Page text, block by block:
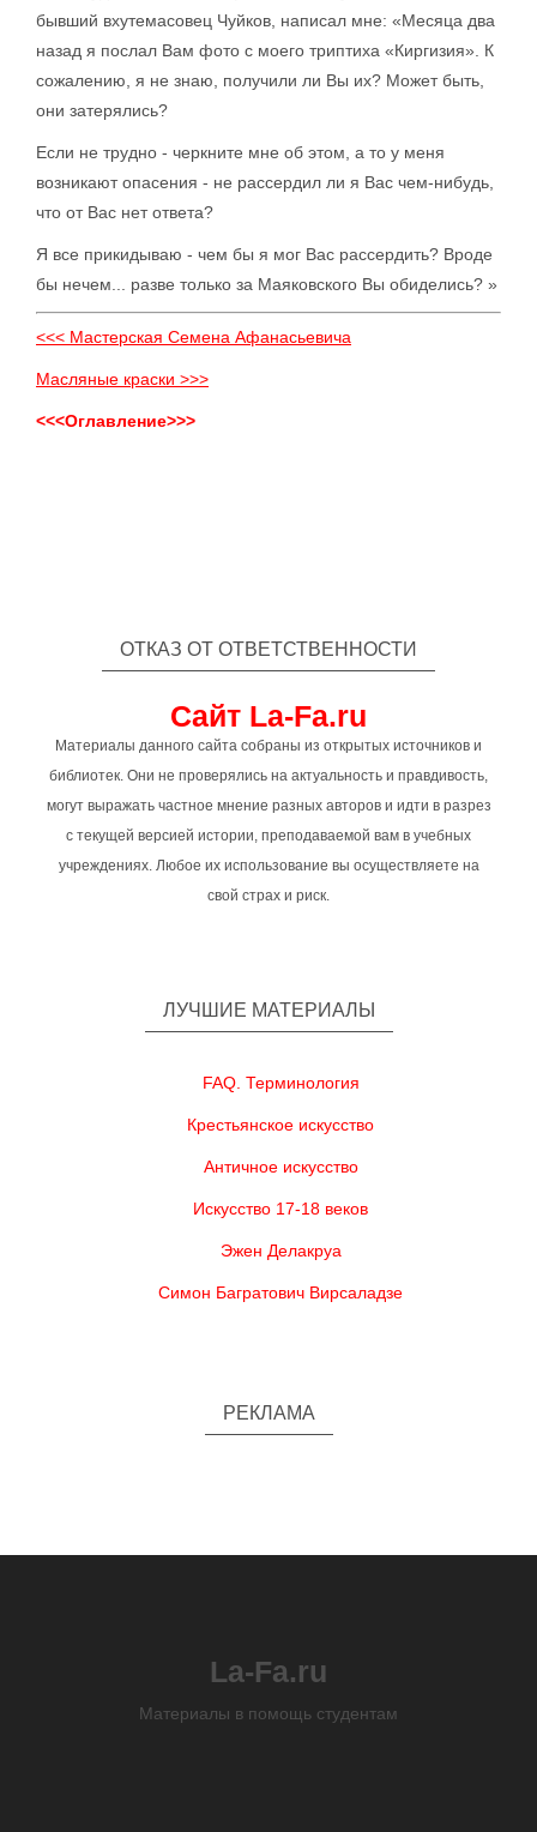
бывший вхутемасовец Чуйков, написал мне: «Месяца два
назад я послал Вам фото с моего триптиха «Киргизия». К
сожалению, я не знаю, получили ли Вы их? Может быть,
они затерялись?
Если не трудно - черкните мне об этом, а то у меня
возникают опасения - не рассердил ли я Вас чем-нибудь,
что от Вас нет ответа?
Я все прикидываю - чем бы я мог Вас рассердить? Вроде
бы нечем... разве только за Маяковского Вы обиделись? »
<<< Мастерская Семена Афанасьевича
Масляные краски >>>
<<<Оглавление>>>
ОТКАЗ ОТ ОТВЕТСТВЕННОСТИ
Сайт La-Fa.ru
Материалы данного сайта собраны из открытых источников и
библиотек. Они не проверялись на актуальность и правдивость,
могут выражать частное мнение разных авторов и идти в разрез
с текущей версией истории, преподаваемой вам в учебных
учреждениях. Любое их использование вы осуществляете на
свой страх и риск.
ЛУЧШИЕ МАТЕРИАЛЫ
FAQ. Терминология
Крестьянское искусство
Античное искусство
Искусство 17-18 веков
Эжен Делакруа
Симон Багратович Вирсаладзе
РЕКЛАМА
La-Fa.ru
Материалы в помощь студентам